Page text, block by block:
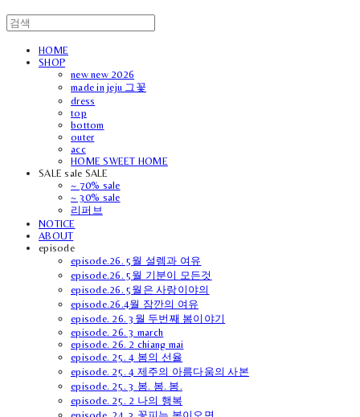
HOME
SHOP
new new 2026
made in jeju 그꽃
dress
top
bottom
outer
acc
HOME SWEET HOME
SALE sale SALE
~ 70% sale
~ 30% sale
리퍼브
NOTICE
ABOUT
episode
episode.26. 5월 설렘과 여유
episode.26. 5월 기분이 모든것
episode.26. 5월은 사랑이야의
episode.26.4월 잠깐의 여유
episode. 26. 3월 두번째 봄이야기
episode. 26. 3 march
episode. 26. 2 chiang mai
episode. 25. 4 봄의 선율
episode. 25. 4 제주의 아름다움의 사본
episode. 25. 3 봄. 봄. 봄.
episode. 25. 2 나의 행복